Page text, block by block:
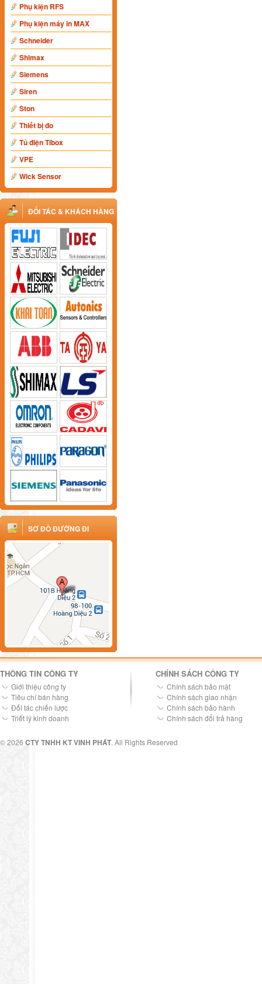
Phụ kiện RFS
Phụ kiện máy in MAX
Schneider
Shimax
Siemens
Siren
Ston
Thiết bị đo
Tủ điện Tibox
VPE
Wick Sensor
ĐỐI TÁC & KHÁCH HÀNG
SƠ ĐỒ ĐƯỜNG ĐI
THÔNG TIN CÔNG TY
Giới thiệu công ty
Tiêu chí bán hàng
Đối tác chiến lược
Triết lý kinh doanh
CHÍNH SÁCH CÔNG TY
Chính sách bảo mật
Chính sách giao nhận
Chính sách bảo hành
Chính sách đổi trả hàng
© 2026 CTY TNHH KT VINH PHÁT. All Rights Reserved